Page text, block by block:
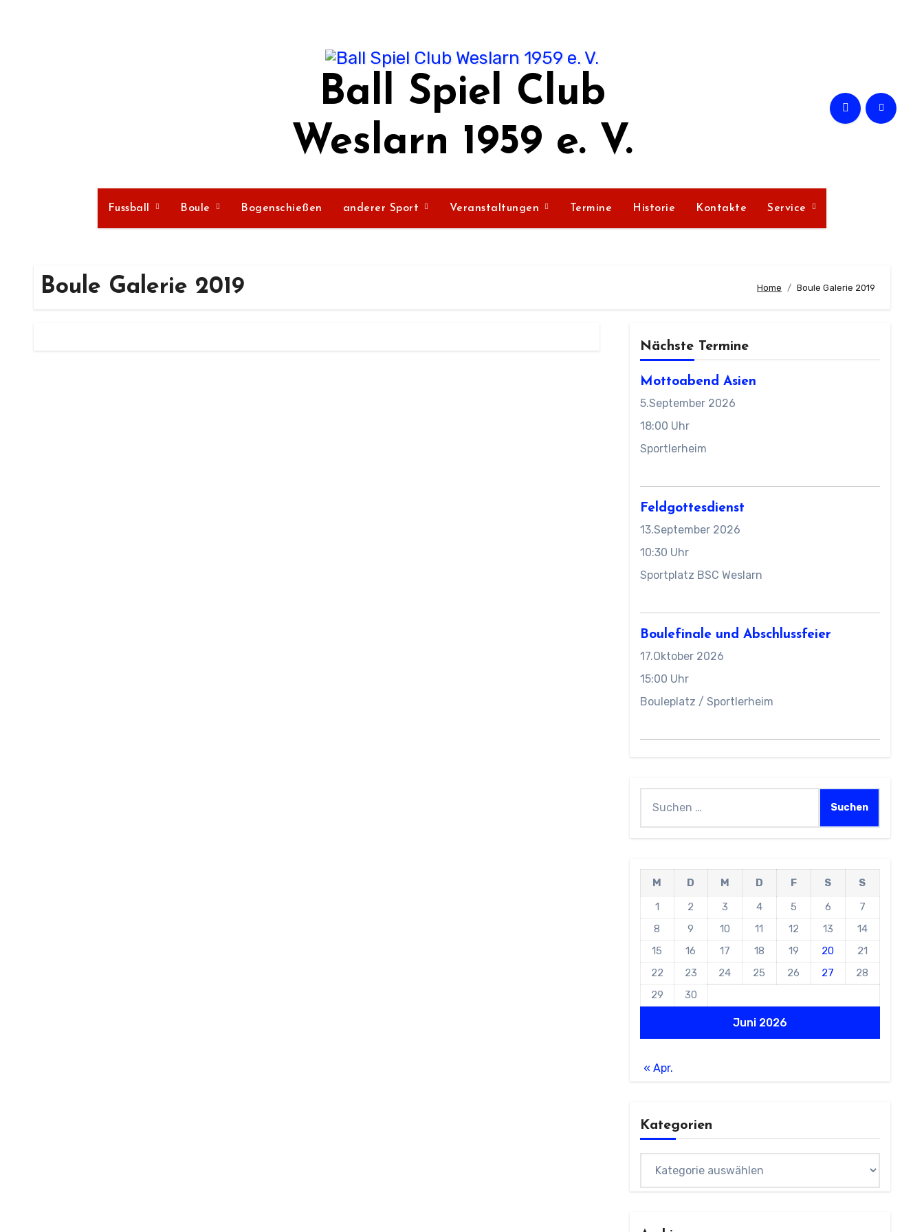
Ball Spiel Club
Weslarn 1959 e. V.
Fussball Boule Bogenschießen anderer Sport Veranstaltungen Termine Historie Kontakte Service
Boule Galerie 2019 Home Boule Galerie 2019
Nächste Termine
Mottoabend Asien
5.September 2026
18:00 Uhr
Sportlerheim
Feldgottesdienst
13.September 2026
10:30 Uhr
Sportplatz BSC Weslarn
Boulefinale und Abschlussfeier
17.Oktober 2026
15:00 Uhr
Bouleplatz / Sportlerheim
nach:
Juni 2026
M D M D F S
S
1
2 3 4 5 6
7
8
9 10 11 12 13
14
15
16 17 18 19 20
21
22
23 24 25 26 27
28
29
30
« Apr.
Kategorien